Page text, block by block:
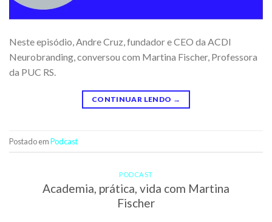
Neste episódio, Andre Cruz, fundador e CEO da ACDI
Neurobranding, conversou com Martina Fischer, Professora
da PUC RS.
CONTINUAR LENDO →
Postado emPodcast
PODCAST
Academia, prática, vida com Martina
Fischer